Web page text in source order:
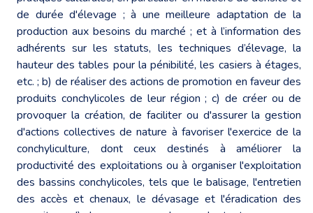
de durée d'élevage ; à une meilleure adaptation de la
production aux besoins du marché ; et à l’information des
adhérents sur les statuts, les techniques d’élevage, la
hauteur des tables pour la pénibilité, les casiers à étages,
etc. ; b) de réaliser des actions de promotion en faveur des
produits conchylicoles de leur région ; c) de créer ou de
provoquer la création, de faciliter ou d'assurer la gestion
d'actions collectives de nature à favoriser l'exercice de la
conchyliculture, dont ceux destinés à améliorer la
productivité des exploitations ou à organiser l'exploitation
des bassins conchylicoles, tels que le balisage, l'entretien
des accès et chenaux, le dévasage et l'éradication des